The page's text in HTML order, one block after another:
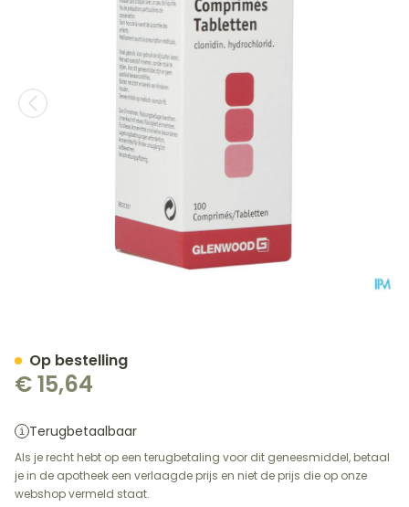
€ 15,64
Terugbetaalbaar
Als je recht hebt op een terugbetaling voor dit geneesmiddel, betaal
je in de apotheek een verlaagde prijs en niet de prijs die op onze
webshop vermeld staat.
Op bestelling